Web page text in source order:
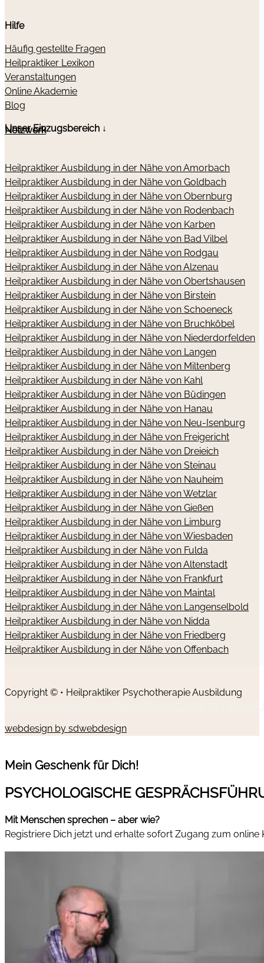
Hilfe
Häufig gestellte Fragen
Heilpraktiker Lexikon
Veranstaltungen
Online Akademie
Blog
Netzwerk
Unser Einzugsbereich ↓
Heilpraktiker Ausbildung in der Nähe von Amorbach
Heilpraktiker Ausbildung in der Nähe von Goldbach
Heilpraktiker Ausbildung in der Nähe von Obernburg
Heilpraktiker Ausbildung in der Nähe von Rodenbach
Heilpraktiker Ausbildung in der Nähe von Karben
Heilpraktiker Ausbildung in der Nähe von Bad Vilbel
Heilpraktiker Ausbildung in der Nähe von Rodgau
Heilpraktiker Ausbildung in der Nähe von Alzenau
Heilpraktiker Ausbildung in der Nähe von Obertshausen
Heilpraktiker Ausbildung in der Nähe von Birstein
Heilpraktiker Ausbildung in der Nähe von Schoeneck
Heilpraktiker Ausbildung in der Nähe von Bruchköbel
Heilpraktiker Ausbildung in der Nähe von Niederdorfelden
Heilpraktiker Ausbildung in der Nähe von Langen
Heilpraktiker Ausbildung in der Nähe von Miltenberg
Heilpraktiker Ausbildung in der Nähe von Kahl
Heilpraktiker Ausbildung in der Nähe von Büdingen
Heilpraktiker Ausbildung in der Nähe von Hanau
Heilpraktiker Ausbildung in der Nähe von Neu-Isenburg
Heilpraktiker Ausbildung in der Nähe von Freigericht
Heilpraktiker Ausbildung in der Nähe von Dreieich
Heilpraktiker Ausbildung in der Nähe von Steinau
Heilpraktiker Ausbildung in der Nähe von Nauheim
Heilpraktiker Ausbildung in der Nähe von Wetzlar
Heilpraktiker Ausbildung in der Nähe von Gießen
Heilpraktiker Ausbildung in der Nähe von Limburg
Heilpraktiker Ausbildung in der Nähe von Wiesbaden
Heilpraktiker Ausbildung in der Nähe von Fulda
Heilpraktiker Ausbildung in der Nähe von Altenstadt
Heilpraktiker Ausbildung in der Nähe von Frankfurt
Heilpraktiker Ausbildung in der Nähe von Maintal
Heilpraktiker Ausbildung in der Nähe von Langenselbold
Heilpraktiker Ausbildung in der Nähe von Nidda
Heilpraktiker Ausbildung in der Nähe von Friedberg
Heilpraktiker Ausbildung in der Nähe von Offenbach
Copyright © • Heilpraktiker Psychotherapie Ausbildung
webdesign by sdwebdesign
Mein Geschenk für Dich!
PSYCHOLOGISCHE
Mit Menschen sprechen – aber wie?
Registriere Dich jetzt und erhalte sofort Zugang zum online